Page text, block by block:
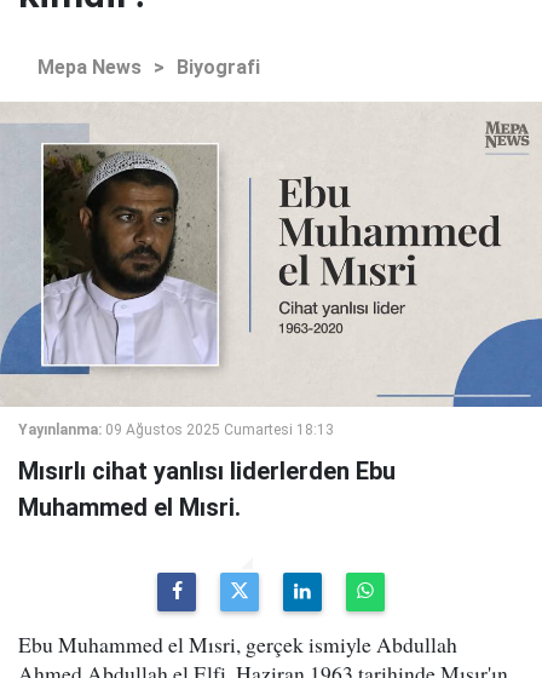
Mepa News > Biyografi
Yayınlanma: 09 Ağustos 2025 Cumartesi 18:13
Mısırlı cihat yanlısı liderlerden Ebu
Muhammed el Mısri.
Ebu Muhammed el Mısri, gerçek ismiyle Abdullah